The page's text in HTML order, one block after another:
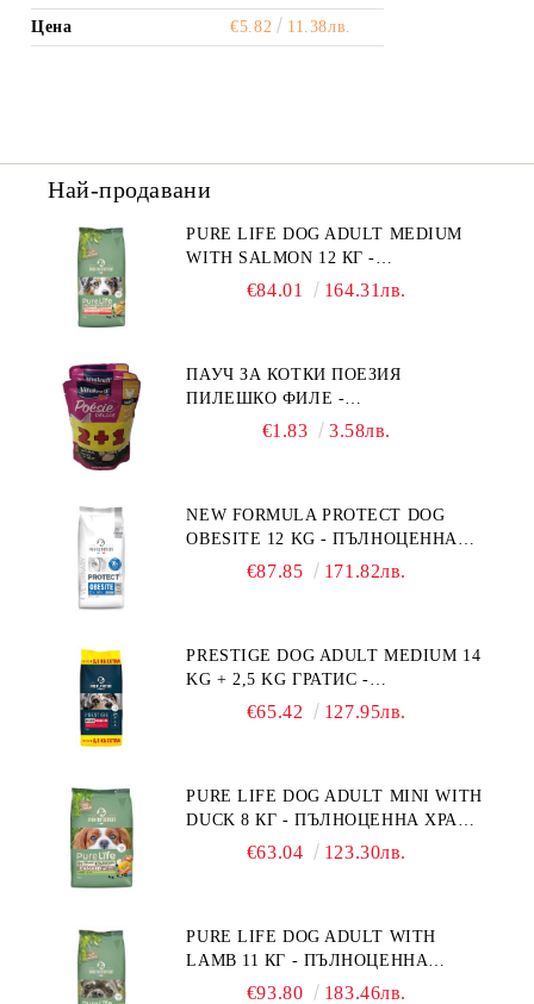
Цена €5.82 11.38лв.
Най-продавани
PURE LIFE DOG ADULT MEDIUM
WITH SALMON 12 КГ -
ПЪЛНОЦЕННА ХРАНА ЗА
БЕЗ ЗЪРНО, БЕЗ ГЛУТЕН.
ПРОИЗВЕДЕНА ВЪВ ФРАНЦИЯ.
€84.01 164.31лв.
ПАУЧ ЗА КОТКИ ПОЕЗИЯ
ПИЛЕШКО ФИЛЕ -
ПРОМОКОМПЛЕКТ 3 БР.
€1.83 3.58лв.
NEW FORMULA PROTECT DOG
OBESITE 12 KG - ПЪЛНОЦЕННА
ДИЕТИЧНА ХРАНА ЗА КУЧЕТА
"РЕГУЛИРАНЕ НА ВНОСА НА
ГЛЮКОЗА (DIABETES MELLITUS)."
€87.85 171.82лв.
PRESTIGE DOG ADULT MEDIUM 14
KG + 2,5 KG ГРАТИС -
ПЪЛНОЦЕННА ХРАНА ЗА
€65.42 127.95лв.
PURE LIFE DOG ADULT MINI WITH
DUCK 8 КГ - ПЪЛНОЦЕННА ХРАНА
ЗА ПОРАСНАЛИ КУЧЕТА ОТ
ГЛУТЕН. ПРОИЗВЕДЕНА ВЪВ
ФРАНЦИЯ.
€63.04 123.30лв.
PURE LIFE DOG ADULT WITH
LAMB 11 КГ - ПЪЛНОЦЕННА
ХРАНА ЗА ПОРАСНАЛИ КУЧЕТА С
€93.80 183.46лв.